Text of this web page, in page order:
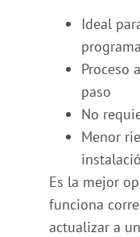
Ideal
Proceso
paso
No
Menor
Es la mejor
funciona
actualizar a